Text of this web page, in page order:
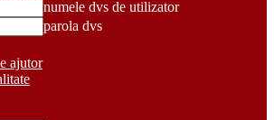
numele dvs de utilizator
parola dvs
ajutor